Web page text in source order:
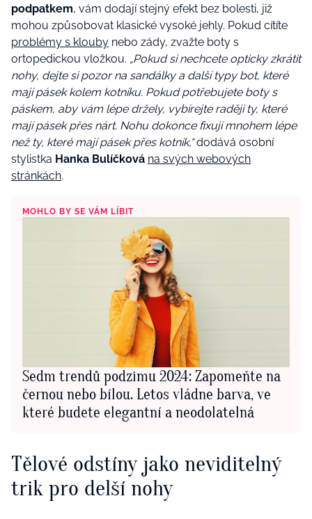
podpatkem, vám dodají stejný efekt bez bolesti, již
mohou způsobovat klasické vysoké jehly. Pokud cítíte
problémy s klouby nebo zády, zvažte boty s
ortopedickou vložkou. „Pokud si nechcete opticky zkrátit
nohy, dejte si pozor na sandálky a další typy bot, které
mají pásek kolem kotníku. Pokud potřebujete boty s
páskem, aby vám lépe držely, vybírejte raději ty, které
mají pásek přes nárt. Nohu dokonce fixují mnohem lépe
než ty, které mají pásek přes kotník,“dodává osobní
stylistka Hanka Bulíčková na svých webových
stránkách.
MOHLO BY SE VÁM LÍBIT
Sedm trendů podzimu 2024: Zapomeňte na
černou nebo bílou. Letos vládne barva, ve
které budete elegantní a neodolatelná
Tělové odstíny jako neviditelný
trik pro delší nohy